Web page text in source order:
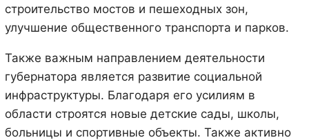
строительство мостов и пешеходных зон,
улучшение общественного транспорта и парков.
Также важным направлением деятельности
губернатора является развитие социальной
инфраструктуры. Благодаря его усилиям в
области строятся новые детские сады, школы,
больницы и спортивные объекты. Также активно